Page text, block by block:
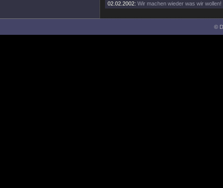
02.02.2002: Wir machen wieder was wir wollen!
©